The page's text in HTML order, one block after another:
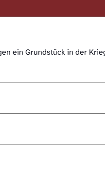
ein Grundstück in der